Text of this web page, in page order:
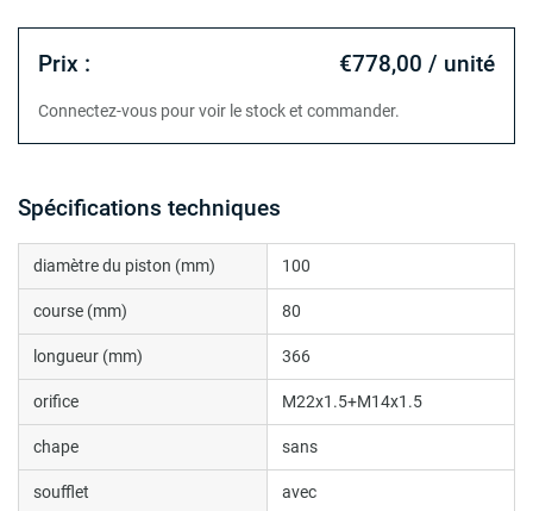
Prix : €778,00 / unité
Connectez-vous pour voir le stock et commander.
Spécifications techniques
diamètre du piston (mm) 100
course (mm) 80
longueur (mm) 366
orifice M22x1.5+M14x1.5
chape sans
soufflet avec